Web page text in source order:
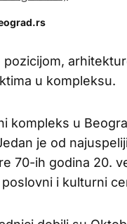
u kompleksu.
kompleks u
je od
70-ih godina 20.
i kulturni